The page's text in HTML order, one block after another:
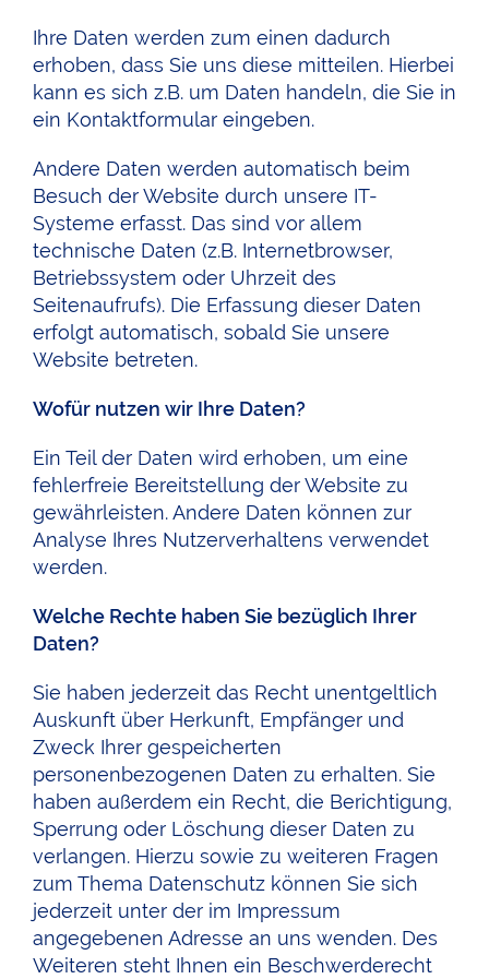
Ihre Daten werden zum einen dadurch
erhoben, dass Sie uns diese mitteilen. Hierbei
kann es sich z.B. um Daten handeln, die Sie in
ein Kontaktformular eingeben.
Andere Daten werden automatisch beim
Besuch der Website durch unsere IT-
Systeme erfasst. Das sind vor allem
technische Daten (z.B. Internetbrowser,
Betriebssystem oder Uhrzeit des
Seitenaufrufs). Die Erfassung dieser Daten
erfolgt automatisch, sobald Sie unsere
Website betreten.
Wofür nutzen wir Ihre Daten?
Ein Teil der Daten wird erhoben, um eine
fehlerfreie Bereitstellung der Website zu
gewährleisten. Andere Daten können zur
Analyse Ihres Nutzerverhaltens verwendet
werden.
Welche Rechte haben Sie bezüglich Ihrer
Daten?
Sie haben jederzeit das Recht unentgeltlich
Auskunft über Herkunft, Empfänger und
Zweck Ihrer gespeicherten
personenbezogenen Daten zu erhalten. Sie
haben außerdem ein Recht, die Berichtigung,
Sperrung oder Löschung dieser Daten zu
verlangen. Hierzu sowie zu weiteren Fragen
zum Thema Datenschutz können Sie sich
jederzeit unter der im Impressum
angegebenen Adresse an uns wenden. Des
Weiteren steht Ihnen ein Beschwerderecht